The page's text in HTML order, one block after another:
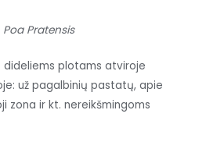
Poa Pratensis
dideliems plotams atviroje
už pagalbinių pastatų, apie
zona ir kt. nereikšmingoms